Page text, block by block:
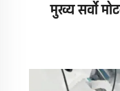
मुख्य सर्वो